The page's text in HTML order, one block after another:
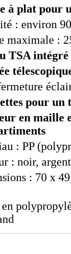
à plat pour
: environ
maximale :
TSA intégré
pour un
en maille
: PP
: noir, argent
: 70 x